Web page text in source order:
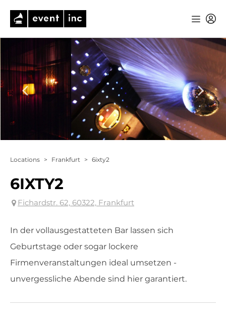
Locations > Frankfurt > 6ixty2
6IXTY2
Fichardstr. 62, 60322, Frankfurt
In der vollausgestatteten Bar lassen sich
Geburtstage oder sogar lockere
Firmenveranstaltungen ideal umsetzen -
unvergessliche Abende sind hier garantiert.